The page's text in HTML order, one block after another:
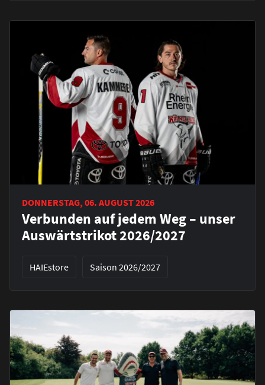
DONNERSTAG, 06. AUGUST 2026
Verbunden auf jedem Weg – unser
Auswärtstrikot 2026/2027
HAIEstore Saison 2026/2027